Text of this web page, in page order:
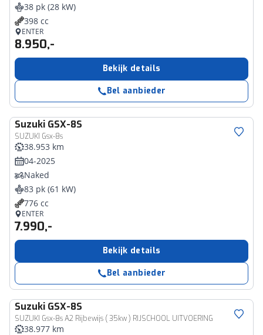
38 pk (28 kW)
398 cc
ENTER
8.950,-
Bekijk details
Bel aanbieder
Suzuki GSX-8S
SUZUKI Gsx-8s
38.953 km
04-2025
Naked
83 pk (61 kW)
776 cc
ENTER
7.990,-
Bekijk details
Bel aanbieder
Suzuki GSX-8S
SUZUKI Gsx-8s A2 Rijbewijs ( 35kw ) RIJSCHOOL UITVOERING
38.977 km